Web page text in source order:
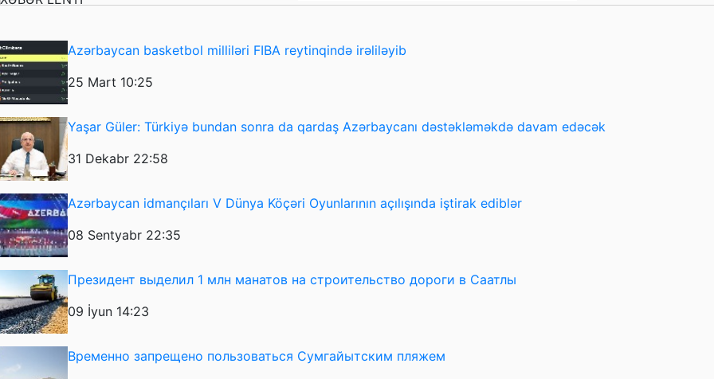
Azərbaycan basketbol milliləri FIBA reytinqində irəliləyib
25 Mart 10:25
Yaşar Güler: Türkiyə bundan sonra da qardaş Azərbaycanı dəstəkləməkdə davam edəcək
31 Dekabr 22:58
Azərbaycan idmançıları V Dünya Köçəri Oyunlarının açılışında iştirak ediblər
08 Sentyabr 22:35
Президент выделил 1 млн манатов на строительство дороги в Саатлы
09 İyun 14:23
Временно запрещено пользоваться Сумгайытским пляжем